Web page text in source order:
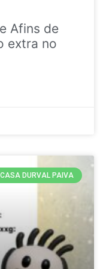
Afins de
extra no
CASA DURVAL PAIVA